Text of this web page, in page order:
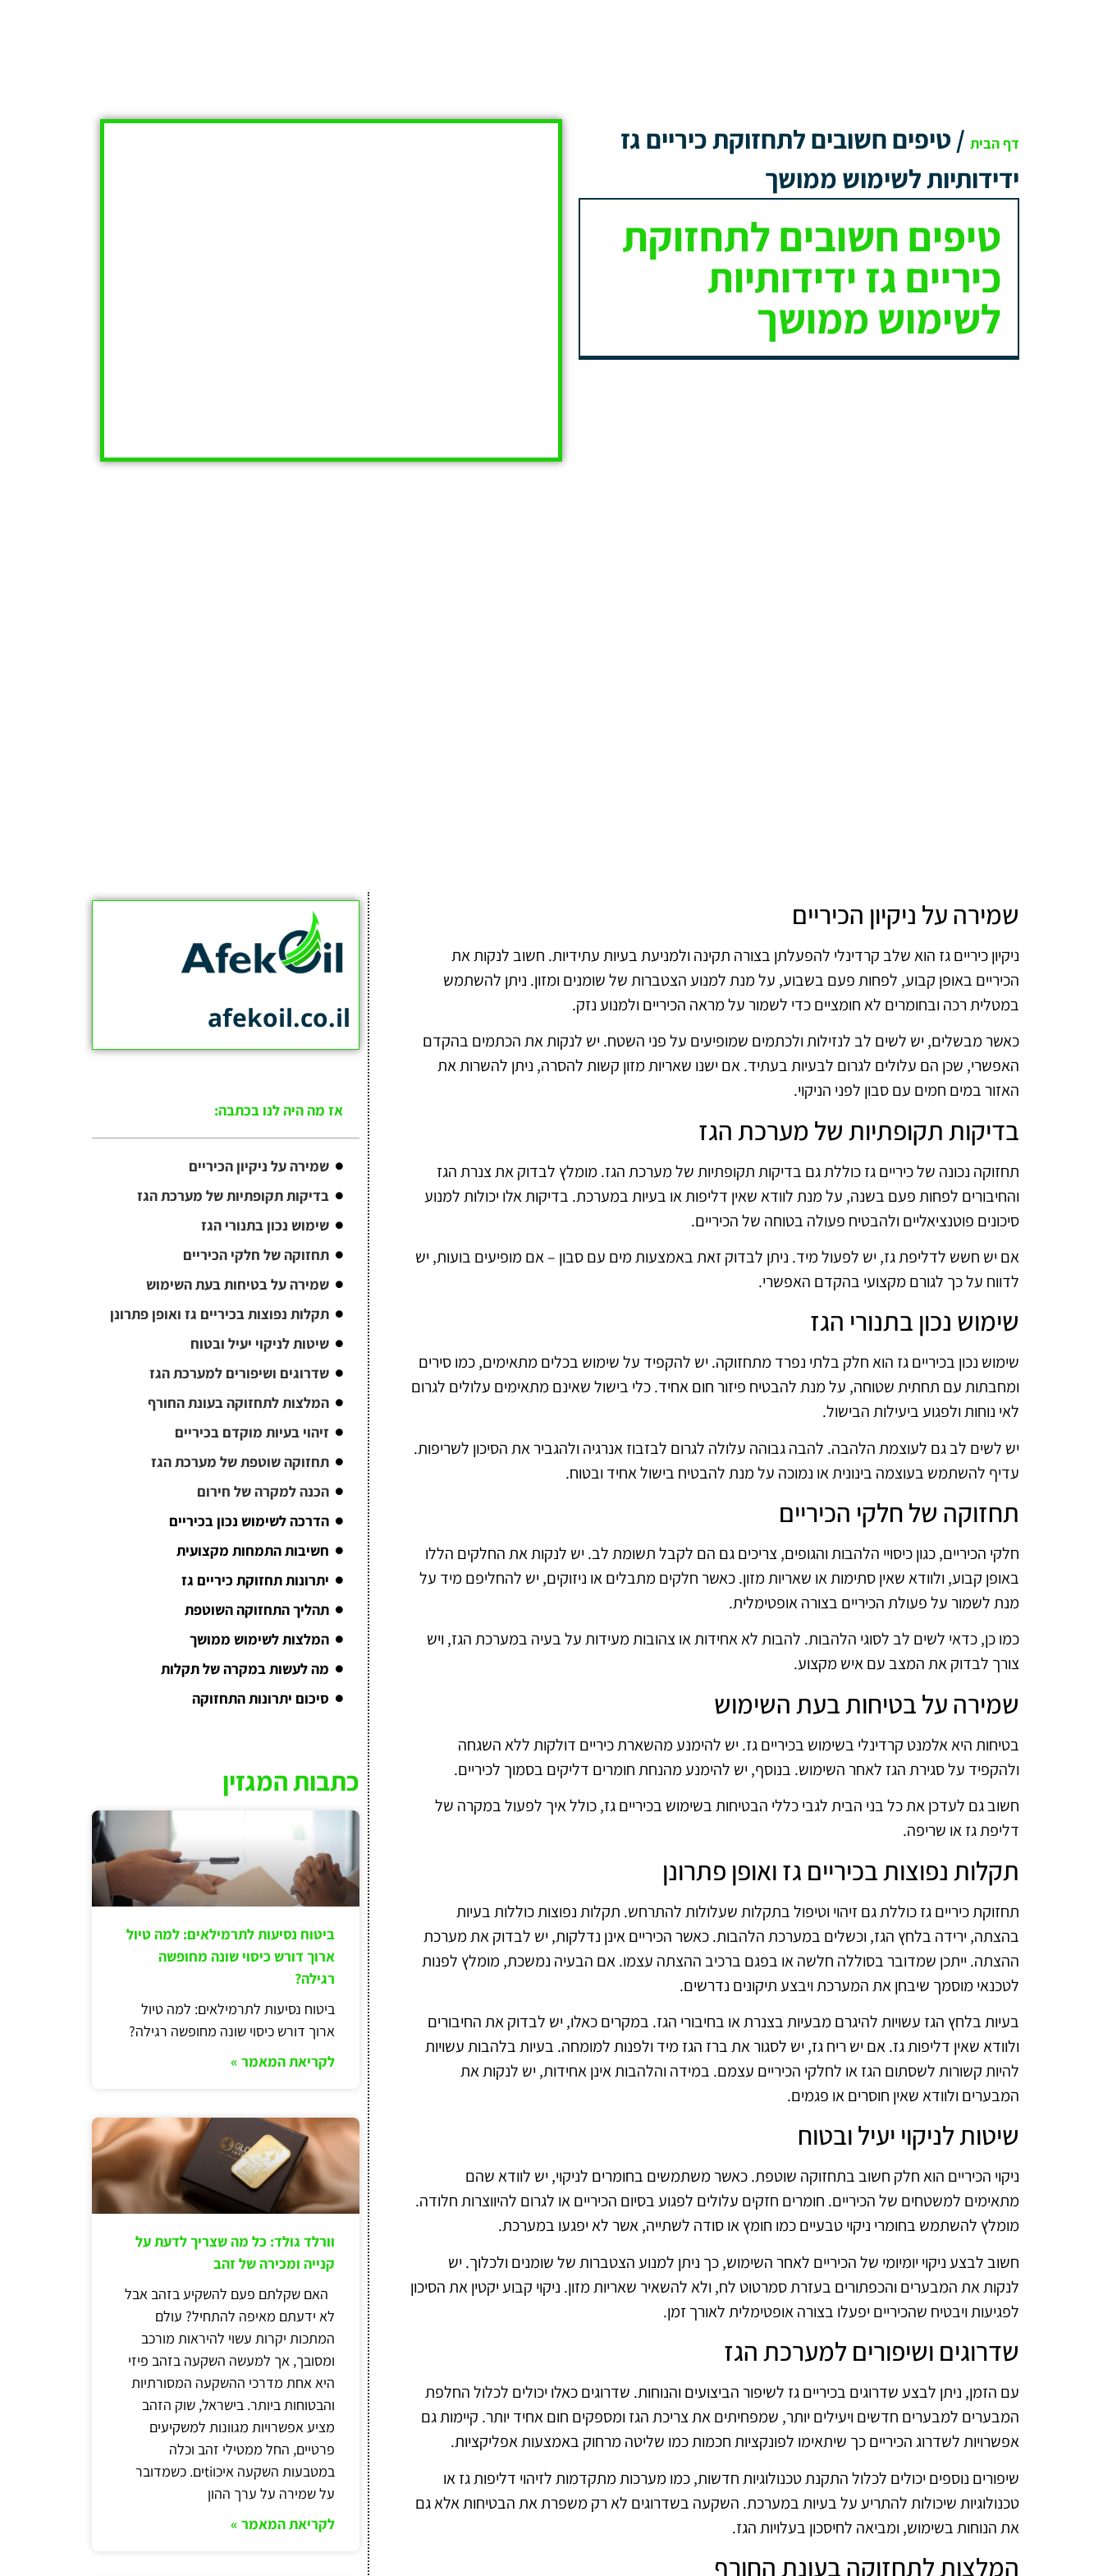
דף הבית /טיפים חשובים לתחזוקת כיריים גז
ידידותיות לשימוש ממושך
טיפים חשובים לתחזוקת
כיריים גז ידידותיות
לשימוש ממושך
שמירה על ניקיון הכיריים
ניקיון כיריים גז הוא שלב קרדינלי להפעלתן בצורה תקינה ולמניעת בעיות עתידיות. חשוב לנקות את
הכיריים באופן קבוע, לפחות פעם בשבוע, על מנת למנוע הצטברות של שומנים ומזון. ניתן להשתמש
במטלית רכה ובחומרים לא חומציים כדי לשמור על מראה הכיריים ולמנוע נזק.
כאשר מבשלים, יש לשים לב לנזילות ולכתמים שמופיעים על פני השטח. יש לנקות את הכתמים בהקדם
האפשרי, שכן הם עלולים לגרום לבעיות בעתיד. אם ישנו שאריות מזון קשות להסרה, ניתן להשרות את
האזור במים חמים עם סבון לפני הניקוי.
בדיקות תקופתיות של מערכת הגז
תחזוקה נכונה של כיריים גז כוללת גם בדיקות תקופתיות של מערכת הגז. מומלץ לבדוק את צנרת הגז
והחיבורים לפחות פעם בשנה, על מנת לוודא שאין דליפות או בעיות במערכת. בדיקות אלו יכולות למנוע
סיכונים פוטנציאליים ולהבטיח פעולה בטוחה של הכיריים.
אם יש חשש לדליפת גז, יש לפעול מיד. ניתן לבדוק זאת באמצעות מים עם סבון – אם מופיעים בועות, יש
לדווח על כך לגורם מקצועי בהקדם האפשרי.
שימוש נכון בתנורי הגז
שימוש נכון בכיריים גז הוא חלק בלתי נפרד מתחזוקה. יש להקפיד על שימוש בכלים מתאימים, כמו סירים
ומחבתות עם תחתית שטוחה, על מנת להבטיח פיזור חום אחיד. כלי בישול שאינם מתאימים עלולים לגרום
לאי נוחות ולפגוע ביעילות הבישול.
יש לשים לב גם לעוצמת הלהבה. להבה גבוהה עלולה לגרום לבזבוז אנרגיה ולהגביר את הסיכון לשריפות.
עדיף להשתמש בעוצמה בינונית או נמוכה על מנת להבטיח בישול אחיד ובטוח.
תחזוקה של חלקי הכיריים
חלקי הכיריים, כגון כיסויי הלהבות והגופים, צריכים גם הם לקבל תשומת לב. יש לנקות את החלקים הללו
באופן קבוע, ולוודא שאין סתימות או שאריות מזון. כאשר חלקים מתבלים או ניזוקים, יש להחליפם מיד על
מנת לשמור על פעולת הכיריים בצורה אופטימלית.
כמו כן, כדאי לשים לב לסוגי הלהבות. להבות לא אחידות או צהובות מעידות על בעיה במערכת הגז, ויש
צורך לבדוק את המצב עם איש מקצוע.
שמירה על בטיחות בעת השימוש
בטיחות היא אלמנט קרדינלי בשימוש בכיריים גז. יש להימנע מהשארת כיריים דולקות ללא השגחה
ולהקפיד על סגירת הגז לאחר השימוש. בנוסף, יש להימנע מהנחת חומרים דליקים בסמוך לכיריים.
חשוב גם לעדכן את כל בני הבית לגבי כללי הבטיחות בשימוש בכיריים גז, כולל איך לפעול במקרה של
דליפת גז או שריפה.
תקלות נפוצות בכיריים גז ואופן פתרונן
תחזוקת כיריים גז כוללת גם זיהוי וטיפול בתקלות שעלולות להתרחש. תקלות נפוצות כוללות בעיות
בהצתה, ירידה בלחץ הגז, וכשלים במערכת הלהבות. כאשר הכיריים אינן נדלקות, יש לבדוק את מערכת
ההצתה. ייתכן שמדובר בסוללה חלשה או בפגם ברכיב ההצתה עצמו. אם הבעיה נמשכת, מומלץ לפנות
לטכנאי מוסמך שיבחן את המערכת ויבצע תיקונים נדרשים.
בעיות בלחץ הגז עשויות להיגרם מבעיות בצנרת או בחיבורי הגז. במקרים כאלו, יש לבדוק את החיבורים
ולוודא שאין דליפות גז. אם יש ריח גז, יש לסגור את ברז הגז מיד ולפנות למומחה. בעיות בלהבות עשויות
להיות קשורות לשסתום הגז או לחלקי הכיריים עצמם. במידה והלהבות אינן אחידות, יש לנקות את
המבערים ולוודא שאין חוסרים או פגמים.
שיטות לניקוי יעיל ובטוח
ניקוי הכיריים הוא חלק חשוב בתחזוקה שוטפת. כאשר משתמשים בחומרים לניקוי, יש לוודא שהם
מתאימים למשטחים של הכיריים. חומרים חזקים עלולים לפגוע בסיום הכיריים או לגרום להיווצרות חלודה.
מומלץ להשתמש בחומרי ניקוי טבעיים כמו חומץ או סודה לשתייה, אשר לא יפגעו במערכת.
חשוב לבצע ניקוי יומיומי של הכיריים לאחר השימוש, כך ניתן למנוע הצטברות של שומנים ולכלוך. יש
לנקות את המבערים והכפתורים בעזרת סמרטוט לח, ולא להשאיר שאריות מזון. ניקוי קבוע יקטין את הסיכון
לפגיעות ויבטיח שהכיריים יפעלו בצורה אופטימלית לאורך זמן.
שדרוגים ושיפורים למערכת הגז
עם הזמן, ניתן לבצע שדרוגים בכיריים גז לשיפור הביצועים והנוחות. שדרוגים כאלו יכולים לכלול החלפת
המבערים למבערים חדשים ויעילים יותר, שמפחיתים את צריכת הגז ומספקים חום אחיד יותר. קיימות גם
אפשרויות לשדרוג הכיריים כך שיתאימו לפונקציות חכמות כמו שליטה מרחוק באמצעות אפליקציות.
שיפורים נוספים יכולים לכלול התקנת טכנולוגיות חדשות, כמו מערכות מתקדמות לזיהוי דליפות גז או
טכנולוגיות שיכולות להתריע על בעיות במערכת. השקעה בשדרוגים לא רק משפרת את הבטיחות אלא גם
את הנוחות בשימוש, ומביאה לחיסכון בעלויות הגז.
המלצות לתחזוקה בעונת החורף
afekoil.co.il
אז מה היה לנו בכתבה:
שמירה על ניקיון הכיריים
בדיקות תקופתיות של מערכת הגז
שימוש נכון בתנורי הגז
תחזוקה של חלקי הכיריים
שמירה על בטיחות בעת השימוש
תקלות נפוצות בכיריים גז ואופן פתרונן
שיטות לניקוי יעיל ובטוח
שדרוגים ושיפורים למערכת הגז
המלצות לתחזוקה בעונת החורף
זיהוי בעיות מוקדם בכיריים
תחזוקה שוטפת של מערכת הגז
הכנה למקרה של חירום
הדרכה לשימוש נכון בכיריים
חשיבות התמחות מקצועית
יתרונות תחזוקת כיריים גז
תהליך התחזוקה השוטפת
המלצות לשימוש ממושך
מה לעשות במקרה של תקלות
סיכום יתרונות התחזוקה
כתבות המגזין
ביטוח נסיעות לתרמילאים: למה טיול
ארוך דורש כיסוי שונה מחופשה
רגילה?
ביטוח נסיעות לתרמילאים: למה טיול
ארוך דורש כיסוי שונה מחופשה רגילה?
לקריאת המאמר »
וורלד גולד: כל מה שצריך לדעת על
קנייה ומכירה של זהב
האם שקלתם פעם להשקיע בזהב אבל
לא ידעתם מאיפה להתחיל? עולם
המתכות יקרות עשוי להיראות מורכב
ומסובך, אך למעשה השקעה בזהב פיזי
היא אחת מדרכי ההשקעה המסורתיות
והבטוחות ביותר. בישראל, שוק הזהב
מציע אפשרויות מגוונות למשקיעים
פרטיים, החל ממטילי זהב וכלה
במטבעות השקעה איכוtiים. כשמדובר
על שמירה על ערך ההון
לקריאת המאמר »